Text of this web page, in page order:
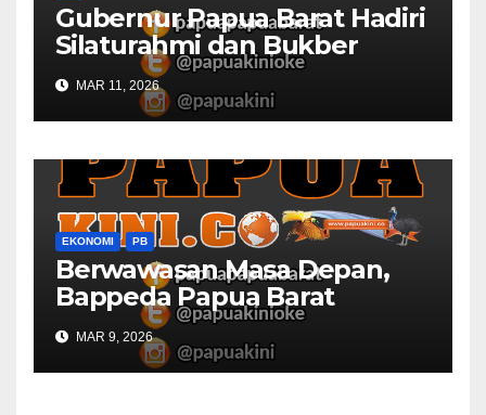
Gubernur Papua Barat Hadiri
Silaturahmi dan Bukber
Bersama DPR RI dan
Mendagri di IPDN
MAR 11, 2026
EKONOMI PB
Berwawasan Masa Depan,
Bappeda Papua Barat
Konsultasi Publik RKPD 2027
MAR 9, 2026